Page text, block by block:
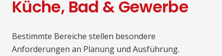
Küche, Bad & Gewerbe
Bestimmte Bereiche stellen besondere
Anforderungen an Planung und Ausführung.